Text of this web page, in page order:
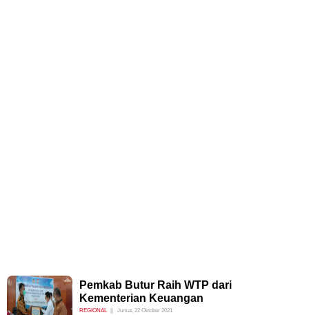
Pemkab Butur Raih WTP dari
Kementerian Keuangan
REGIONAL Jumat, 22 Oktober 2021